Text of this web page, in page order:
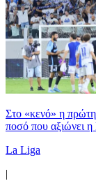
Στο «κενό» η
ποσό που αξιώνει η
La Liga
|